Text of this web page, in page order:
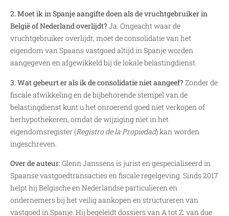
2. Moet ik in Spanje aangifte doen als de vruchtgebruiker in
België of Nederland overlijdt? Ja. Ongeacht waar de
vruchtgebruiker overlijdt, moet de consolidatie van het
eigendom van Spaans vastgoed altijd in Spanje worden
aangegeven en afgewikkeld bij de lokale belastingdienst.
3. Wat gebeurt er als ik de consolidatie niet aangeef? Zonder de
fiscale afwikkeling en de bijbehorende stempel van de
belastingdienst kunt u het onroerend goed niet verkopen of
herhypothekeren, omdat de wijziging niet in het
eigendomsregister (Registro de la Propiedad) kan worden
ingeschreven.
Over de auteur:Glenn Janssens is jurist en gespecialiseerd in
Spaanse vastgoedtransacties en fiscale regelgeving. Sinds 2017
helpt hij Belgische en Nederlandse particulieren en
ondernemers bij het veilig aankopen en structureren van
vastgoed in Spanje. Hij begeleidt dossiers van A tot Z: van due